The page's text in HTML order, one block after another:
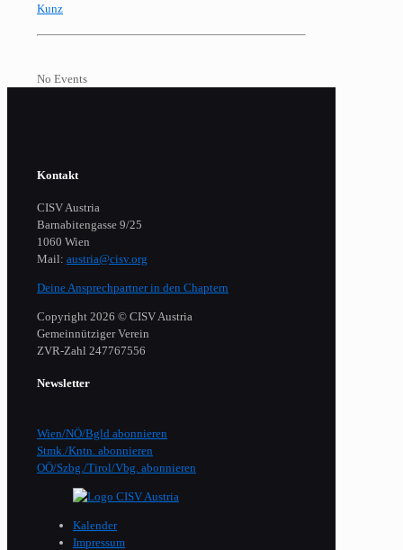
Kunz
No Events
Kontakt
CISV Austria
Barnabitengasse 9/25
1060 Wien
Mail: austria@cisv.org
Deine Ansprechpartner in den Chaptern
Copyright 2026 © CISV Austria
Gemeinnütziger Verein
​ZVR-Zahl 247767556
Newsletter
Wien/NÖ/Bgld abonnieren
Stmk./Kntn. abonnieren
OÖ/Szbg./Tirol/Vbg. abonnieren
Kalender
Impressum